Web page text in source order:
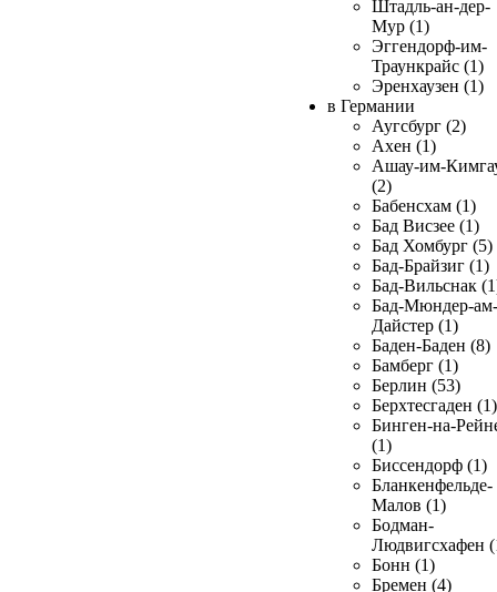
Штадль-ан-дер-
Мур (1)
Эггендорф-им-
Траункрайс (1)
Эренхаузен (1)
в Германии
Аугсбург (2)
Ахен (1)
Ашау-им-
(2)
Бабенсхам (1)
Бад Висзее (1)
Бад Хомбург (5)
Бад-Брайзиг (1)
Бад-Вильснак
Бад-Мюндер-ам-
Дайстер (1)
Баден-Баден (8)
Бамберг (1)
Берлин (53)
Берхтесгаден (1)
Бинген-на-
(1)
Биссендорф (1)
Бланкенфельде-
Малов (1)
Бодман-
Людвигсхафен
Бонн (1)
Бремен (4)